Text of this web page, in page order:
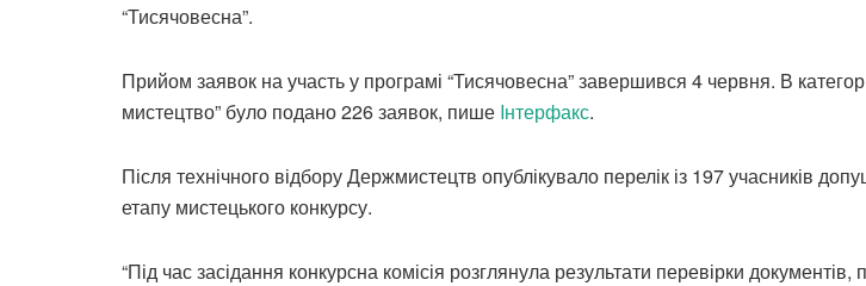
“Тисячовесна”.
Прийом заявок на участь у програмі “Тисячовесна” завершився 4 червня. В
мистецтво” було подано 226 заявок, пише Iнтерфакс.
Після технічного відбору Держмистецтв опублікувало перелік із 197 учасників
етапу мистецького конкурсу.
“Під час засідання конкурсна комісія розглянула результати перевірки документів,